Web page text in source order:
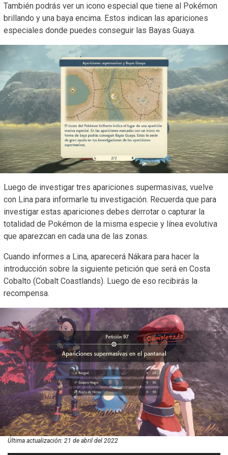
También podrás ver un icono especial que tiene al Pokémon
brillando y una baya encima. Estos indican las apariciones
especiales donde puedes conseguir las Bayas Guaya.
Luego de investigar tres apariciones supermasivas, vuelve
con Lina para informarle tu investigación. Recuerda que para
investigar estas apariciones debes derrotar o capturar la
totalidad de Pokémon de la misma especie y línea evolutiva
que aparezcan en cada una de las zonas.
Cuando informes a Lina, aparecerá Nákara para hacer la
introducción sobre la siguiente petición que será en Costa
Cobalto (Cobalt Coastlands). Luego de eso recibirás la
recompensa.
Última actualización: 21 de abril del 2022